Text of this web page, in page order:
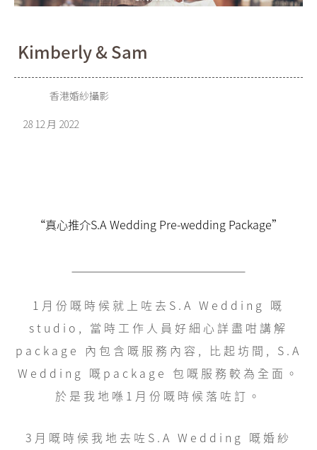
Kimberly & Sam
香港婚紗攝影
28 12 月 2022
“真心推介S.A Wedding Pre-wedding Package”
1月份嘅時候就上咗去S.A Wedding 嘅
studio, 當時工作人員好細心詳盡咁講解
package 內包含嘅服務內容, 比起坊間, S.A
Wedding 嘅package 包嘅服務較為全面。
於是我地喺1月份嘅時候落咗訂。
3月嘅時候我地去咗S.A Wedding 嘅婚紗